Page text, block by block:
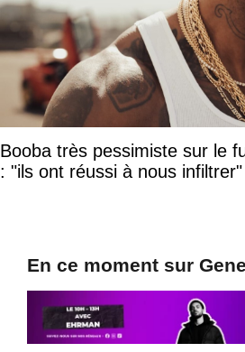
Booba très pessimiste sur le
: "ils ont réussi à nous infiltrer"
En ce moment sur